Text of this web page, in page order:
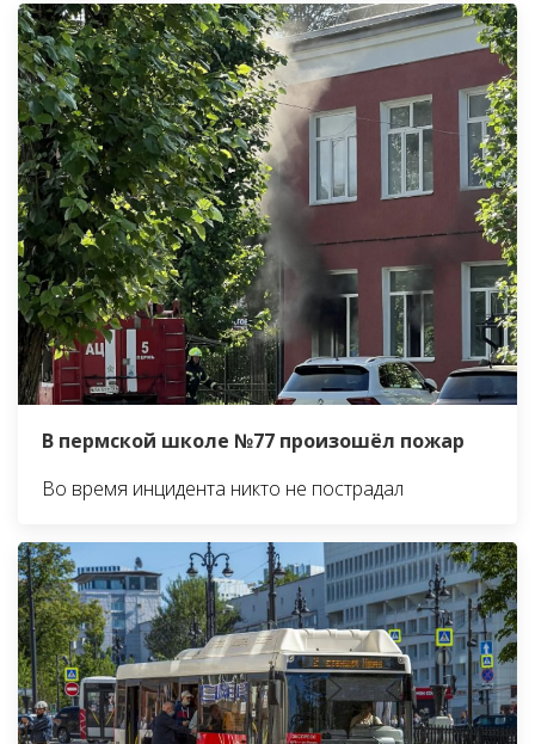
В пермской школе №77 произошёл пожар
Во время инцидента никто не пострадал